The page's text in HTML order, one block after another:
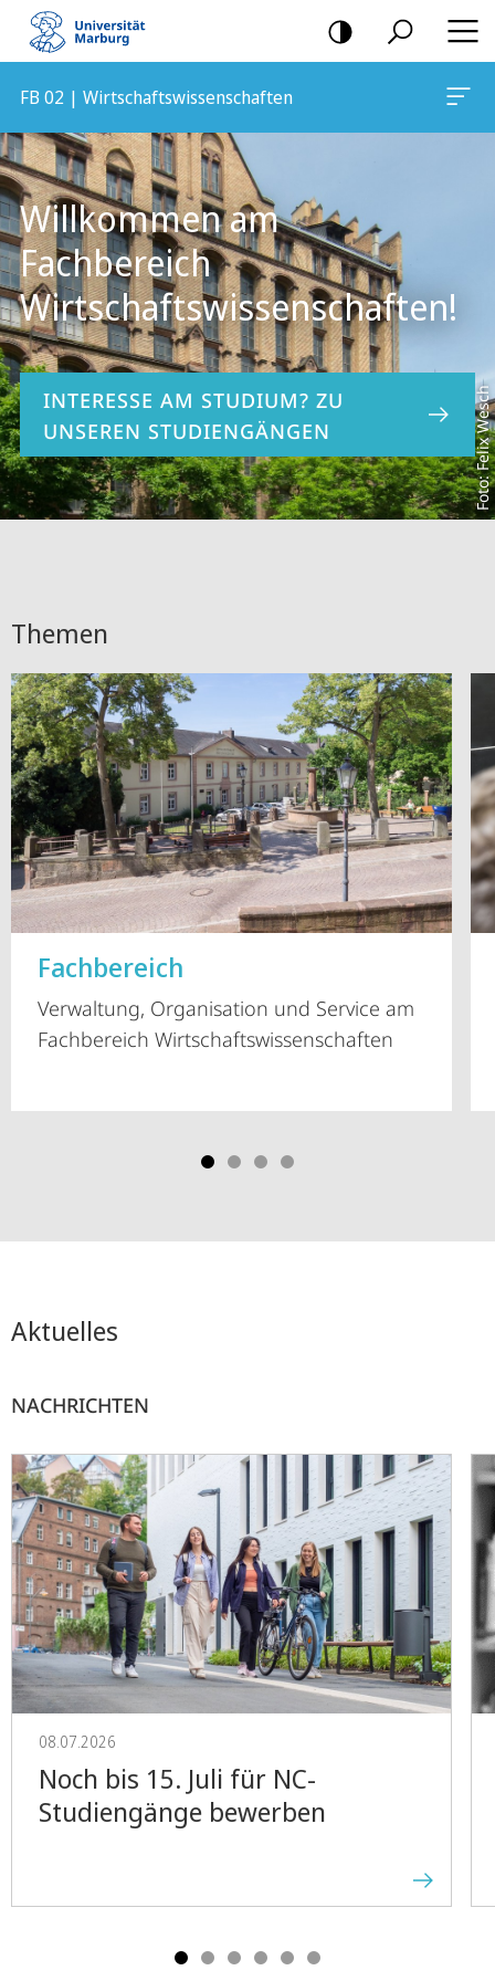
Mobile-
Navigation
FB 02 | Wirtschaftswissenschaften
Hauptinhalt
Foto: Felix Wesch
Willkommen am
Fachbereich
Wirtschaftswissenschaften!
INTERESSE AM STUDIUM? ZU
UNSEREN STUDIENGÄNGEN
Themen
Fachbereich
Verwaltung, Organisation und Service am
Fachbereich Wirtschaftswissenschaften
Aktuelles
NACHRICHTEN
08.07.2026
Noch bis 15. Juli für NC-
Studiengänge bewerben